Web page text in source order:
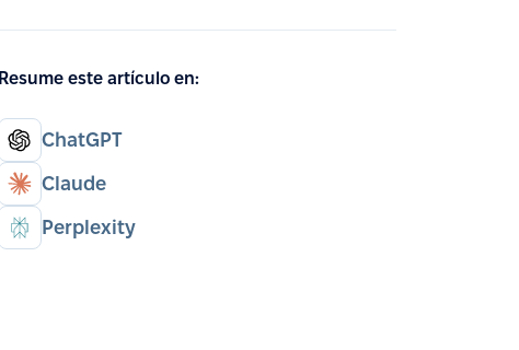
Resume este artículo en:
ChatGPT
Claude
Perplexity